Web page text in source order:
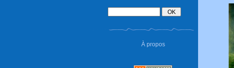
À propos